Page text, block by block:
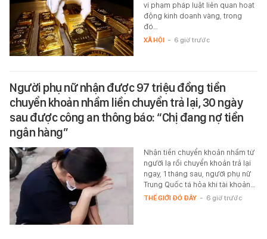
vi phạm pháp luật liên quan hoạt
động kinh doanh vàng, trong
đó…
XÃ HỘI - 6 giờ trước
Người phụ nữ nhận được 97 triệu đồng tiền
chuyển khoản nhầm liền chuyển trả lại, 30 ngày
sau được công an thông báo: “Chị đang nợ tiền
ngân hàng”
Nhận tiền chuyển khoản nhầm từ
người lạ rồi chuyển khoản trả lại
ngay, 1 tháng sau, người phụ nữ
Trung Quốc tá hỏa khi tài khoản…
THẾ GIỚI ĐÓ ĐÂY - 6 giờ trước